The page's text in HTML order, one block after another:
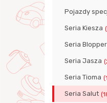
Pojazdy
Seria Kiesza
Seria Blopper
Seria Jasza
Seria Tioma
Seria Salut